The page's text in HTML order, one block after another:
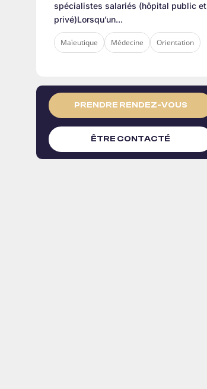
spécialistes salariés (hôpital public et
privé)Lorsqu’un...
Maïeutique Médecine Orientation
PRENDRE RENDEZ-VOUS
ÊTRE CONTACTÉ